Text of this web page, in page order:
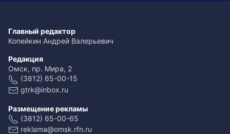
Главный редактор
Копейкин Андрей Валерьевич
Редакция
Омск, пр. Мира, 2
(3812) 65-00-15
gtrk@inbox.ru
Размещение рекламы
(3812) 65-00-65
reklama@omsk.rfn.ru